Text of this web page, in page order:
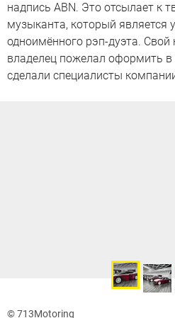
надпись ABN. Это отсылает к
музыканта, который является
одноимённого рэп-дуэта.
владелец пожелал оформить
сделали специалисты
© 713Motoring